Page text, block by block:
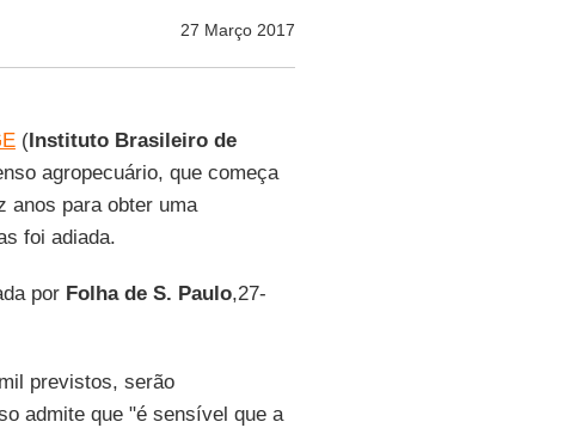
27 Março 2017
(Instituto Brasileiro de
agropecuário, que começa
anos para obter uma
foi adiada.
por Folha de S. Paulo,27-
previstos, serão
admite que "é sensível que a